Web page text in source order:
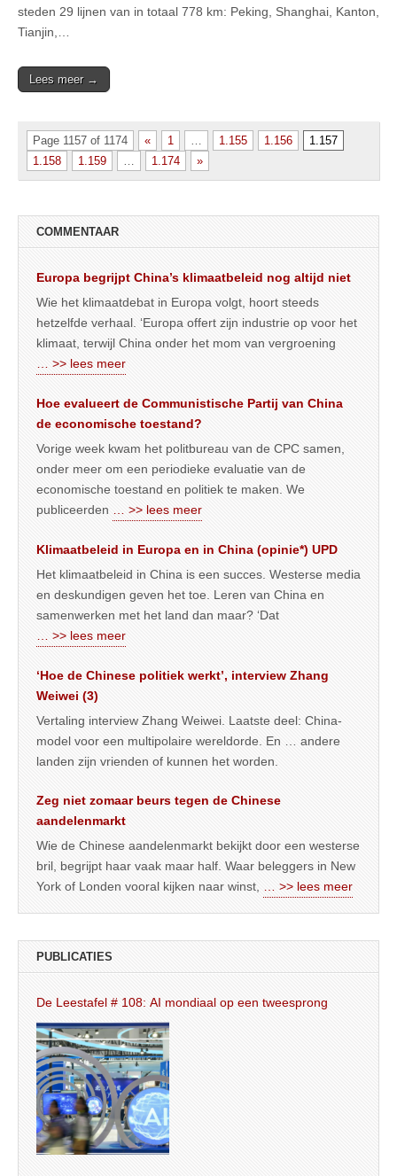
steden 29 lijnen van in totaal 778 km: Peking, Shanghai, Kanton,
Tianjin,…
Lees meer →
Page 1157 of 1174 « 1 1.155 1.156
1.157
1.158
1.159 1.174 »
COMMENTAAR
Europa begrijpt China’s klimaatbeleid nog altijd niet
Wie het klimaatdebat in Europa volgt, hoort steeds
hetzelfde verhaal. ‘Europa offert zijn industrie op voor het
klimaat, terwijl China onder het mom van vergroening
… >> lees meer
Hoe evalueert de Communistische Partij van China
de economische toestand?
Vorige week kwam het politbureau van de CPC samen,
onder meer om een periodieke evaluatie van de
economische toestand en politiek te maken. We
publiceerden
… >> lees meer
Klimaatbeleid in Europa en in China (opinie*) UPD
Het klimaatbeleid in China is een succes. Westerse media
en deskundigen geven het toe. Leren van China en
samenwerken met het land dan maar? ‘Dat
… >> lees meer
‘Hoe de Chinese politiek werkt’, interview Zhang
Weiwei (3)
Vertaling interview Zhang Weiwei. Laatste deel: China-
model voor een multipolaire wereldorde. En … andere
landen zijn vrienden of kunnen het worden.
Zeg niet zomaar beurs tegen de Chinese
aandelenmarkt
Wie de Chinese aandelenmarkt bekijkt door een westerse
bril, begrijpt haar vaak maar half. Waar beleggers in New
York of Londen vooral kijken naar winst,
… >> lees meer
PUBLICATIES
De Leestafel # 108: AI mondiaal op een tweesprong